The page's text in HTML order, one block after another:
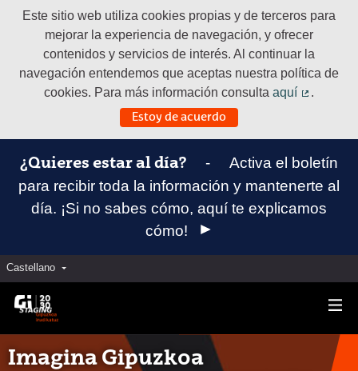
Este sitio web utiliza cookies propias y de terceros para
mejorar la experiencia de navegación, y ofrecer
contenidos y servicios de interés. Al continuar la
navegación entendemos que aceptas nuestra política de
cookies. Para más información consultaaquí
.
Estoy de acuerdo
¿Quieres estar al día? -
Activa el boletín
para recibir toda la información y mantenerte al
día. ¡Si no sabes cómo, aquí te explicamos
cómo!
Castellano Elegir el idioma
Imagina Gipuzkoa